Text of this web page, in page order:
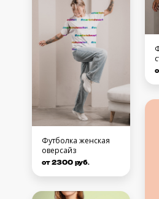
Футболка женская
оверсайз
от 2300 руб.